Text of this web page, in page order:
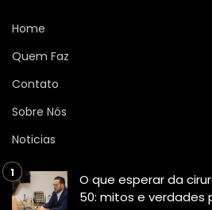
Home
Quem Faz
Contato
Sobre Nós
Noticias
O que esperar da
50: mitos e verdades